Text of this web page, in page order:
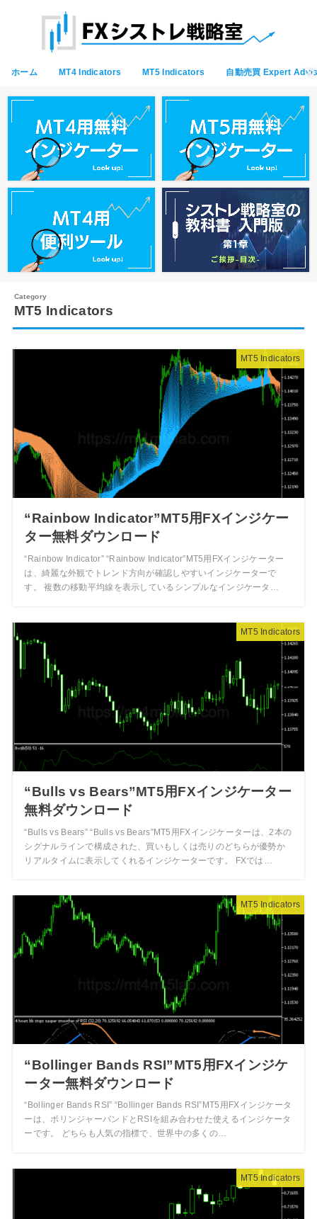
ホーム MT4 Indicators MT5 Indicators 自動売買 Expert
MT5 Indicators
MT5 Indicators
“Rainbow Indicator”MT5用FXインジケー
ター無料ダウンロード
“Rainbow Indicator” “Rainbow Indicator”MT5用FXインジケーター
は、綺麗な外観でトレンド方向が確認しやすいインジケーターで
す。 複数の移動平均線を表示しているシンプルなインジケータ…
MT5 Indicators
“Bulls vs Bears”MT5用FXインジケーター
無料ダウンロード
“Bulls vs Bears” “Bulls vs Bears”MT5用FXインジケーターは、2本の
シグナルラインで構成された、買いもしくは売りのどちらが優勢か
リアルタイムに表示してくれるインジケーターです。 FXでは…
MT5 Indicators
“Bollinger Bands RSI”MT5用FXインジケ
ーター無料ダウンロード
“Bollinger Bands RSI” “Bollinger Bands RSI”MT5用FXインジケータ
ーは、ボリンジャーバンドとRSIを組み合わせた使えるインジケータ
ーです。 どちらも人気の指標で、世界中の多くの…
MT5 Indicators